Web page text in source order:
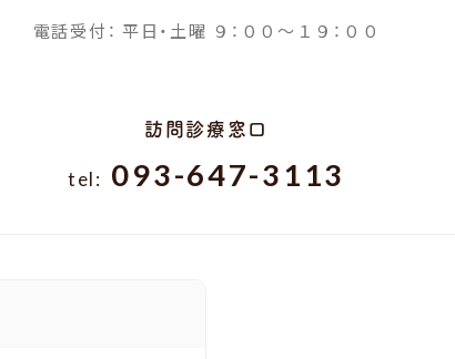
電話受付： 平日・土曜 ９：００〜１９：００
訪問診療窓口
tel: 093-647-3113